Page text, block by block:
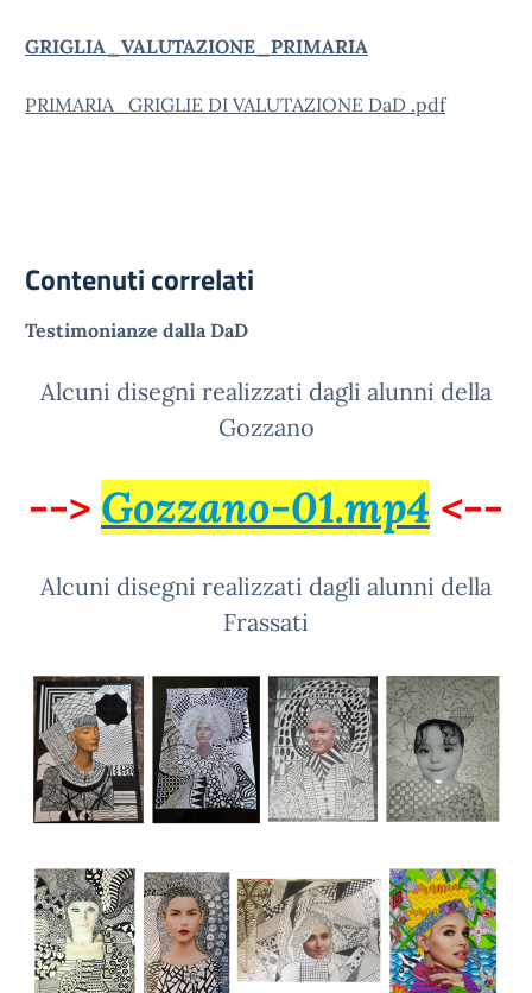
GRIGLIA_VALUTAZIONE_PRIMARIA
PRIMARIA_GRIGLIE DI VALUTAZIONE DaD .pdf
Contenuti correlati
Testimonianze dalla DaD
Alcuni disegni realizzati dagli alunni della
Gozzano
--> Gozzano-01.mp4 <--
Alcuni disegni realizzati dagli alunni della
Frassati